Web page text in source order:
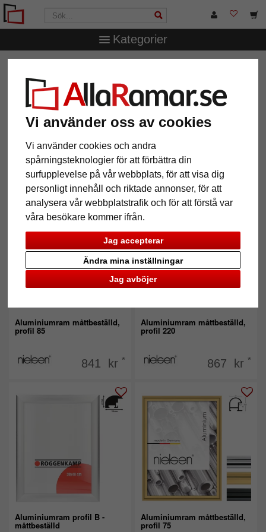
Vi använder oss av cookies
Vi använder cookies och andra
spårningsteknologier för att förbättra din
surfupplevelse på vår webbplats, för att visa dig
personligt innehåll och riktade annonser, för att
analysera vår webbplatstrafik och för att förstå var
våra besökare kommer ifrån.
Jag accepterar
Jag avböjer
Ändra mina inställningar
Kategorier
12 Artiklar Populärast
Grid
Aluminiumram måttbeställd,
profil 85
841 kr *
Aluminiumram måttbeställd,
profil 220
867 kr *
Aluminiumram profil B -
måttbeställd
Aluminiumram måttbeställd,
profil 75